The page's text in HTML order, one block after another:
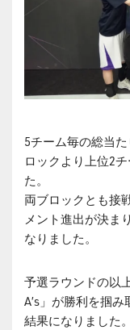
5チーム毎の総当
ロックより上位2
た。
両ブロックとも接
メント進出が決ま
なりました。
予選ラウンドの以
A’s」が勝利を掴
結果になりました。